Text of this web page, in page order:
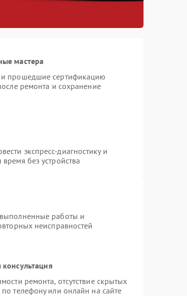
мастера
и прошедшие сертификацию
ремонта и сохранение
экспресс-диагностику и
без устройства
выполненные работы и
неисправностей
ремонта, отсутствие скрытых
телефону или онлайн на сайте